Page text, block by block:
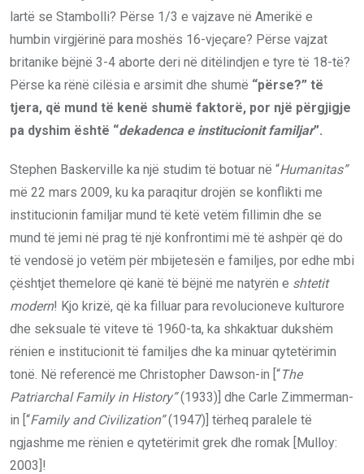
lartë se Stambolli? Përse 1/3 e vajzave në Amerikë e
humbin virgjërinë para moshës 16-vjeçare? Përse vajzat
britanike bëjnë 3-4 aborte deri në ditëlindjen e tyre të 18-të?
Përse ka rënë cilësia e arsimit dhe shumë “përse?” të
tjera, që mund të kenë shumë faktorë, por një përgjigje
pa dyshim është “dekadenca e institucionit familjar”.
Stephen Baskerville ka një studim të botuar në “Humanitas”
më 22 mars 2009, ku ka paraqitur drojën se konflikti me
institucionin familjar mund të ketë vetëm fillimin dhe se
mund të jemi në prag të një konfrontimi më të ashpër që do
të vendosë jo vetëm për mbijetesën e familjes, por edhe mbi
çështjet themelore që kanë të bëjnë me natyrën e shtetit
modern! Kjo krizë, që ka filluar para revolucioneve kulturore
dhe seksuale të viteve të 1960-ta, ka shkaktuar dukshëm
rënien e institucionit të familjes dhe ka minuar qytetërimin
tonë. Në referencë me Christopher Dawson-in [“The
Patriarchal Family in History”(1933)] dhe Carle Zimmerman-
in [“Family and Civilization”(1947)] tërheq paralele të
ngjashme me rënien e qytetërimit grek dhe romak [Mulloy:
2003]!